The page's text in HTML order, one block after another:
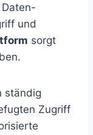
und
sorgt
ständig
Zugriff